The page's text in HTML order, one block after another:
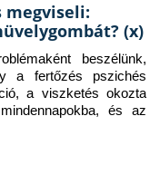
megviseli:
(x)
beszélünk,
a fertőzés pszichés
a viszketés okozta
és az